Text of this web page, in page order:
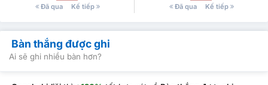
Đã qua
Kế tiếp
Đã qua
Kế tiếp
Bàn thắng được ghi
Ai sẽ ghi nhiều bàn hơn?